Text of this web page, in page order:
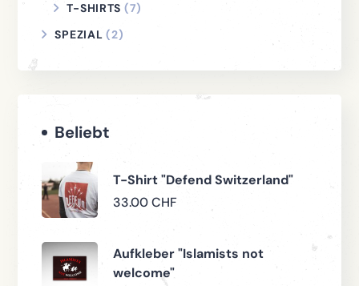
T-SHIRTS (7)
SPEZIAL (2)
Beliebt
T-Shirt "Defend Switzerland"
33.00CHF
Aufkleber "Islamists not
welcome"